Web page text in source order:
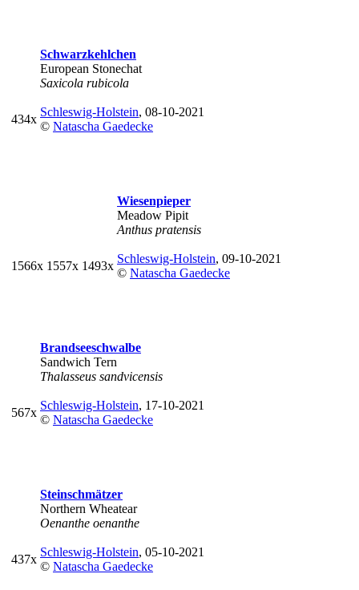
434x
Schwarzkehlchen
European Stonechat
Saxicola rubicola
Schleswig-Holstein, 08-10-2021
© Natascha Gaedecke
1566x 1557x 1493x
Wiesenpieper
Meadow Pipit
Anthus pratensis
Schleswig-Holstein, 09-10-2021
© Natascha Gaedecke
567x
Brandseeschwalbe
Sandwich Tern
Thalasseus sandvicensis
Schleswig-Holstein, 17-10-2021
© Natascha Gaedecke
437x
Steinschmätzer
Northern Wheatear
Oenanthe oenanthe
Schleswig-Holstein, 05-10-2021
© Natascha Gaedecke